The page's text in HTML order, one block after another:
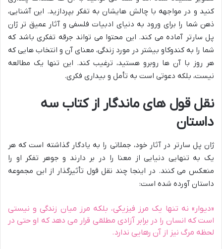
کنید و در مواجهه با چالش هایشان به تفکر بپردازید. این آشنایی،
ذهن شما را برای ورود به دنیای ادبیات فلسفی و آثار عمیق تر ژان
پل سارتر آماده می کند. این محتوا می تواند جرقه تفکری باشد که
شما را به کندوکاو بیشتر در مورد زندگی، معنای آن و انتخاب هایی که
هر روز با آن ها روبرو هستید، ترغیب کند. این تنها یک مطالعه
نیست، بلکه دعوتی است به تأمل و بیداری فکری.
نقل قول های ماندگار از کتاب سه
داستان
ژان پل سارتر در آثار خود، جملاتی را به یادگار گذاشته است که هر
یک به تنهایی دنیایی از معنا را در بر دارند و جوهر تفکر او را
منعکس می کنند. در اینجا چند نقل قول تأثیرگذار از این مجموعه
داستان آورده شده است:
«دیوار» نه تنها یک مرز فیزیکی، بلکه مرز میان زندگی و نیستی
است که انسان را در برابر آزادی مطلقی قرار می دهد که او حتی در
لحظه مرگ نیز از آن رهایی ندارد.